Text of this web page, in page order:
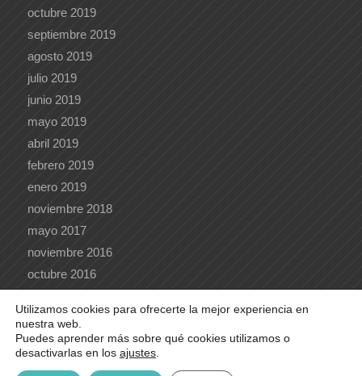
octubre 2019
septiembre 2019
agosto 2019
julio 2019
junio 2019
mayo 2019
abril 2019
febrero 2019
enero 2019
noviembre 2018
mayo 2017
noviembre 2016
octubre 2016
© 2020 e-lingua |Acceder al webmail
Utilizamos cookies para ofrecerte la mejor experiencia en
nuestra web.
Puedes aprender más sobre qué cookies utilizamos o
desactivarlas en los ajustes